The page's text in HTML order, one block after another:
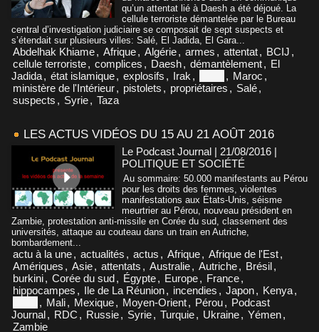
qu’un attentat lié à Daesh a été déjoué. La
cellule terroriste démantelée par le Bureau
central d’investigation judiciaire se composait de sept suspects et
s’étendait sur plusieurs villes: Salé, El Jadida, El Gara...
Abdelhak Khiame, Afrique, Algérie, armes , attentat, BCIJ ,
cellule terroriste, complices , Daesh, démantèlement, El
Jadida, état islamique, explosifs , Irak , , Maroc ,
ministère de l'Intérieur, pistolets , propriétaires , Salé,
suspects , Syrie, Taza
LES ACTUS VIDÉOS DU 15 AU 21 AOÛT 2016
Le Podcast Journal | 21/08/2016 |
POLITIQUE ET SOCIÉTÉ
Au sommaire: 50.000 manifestants au Pérou
pour les droits des femmes, violentes
manifestations aux États-Unis, séisme
meurtrier au Pérou, nouveau président en
Zambie, protestation anti-missile en Corée du sud, classement des
universités, attaque au couteau dans un train en Autriche,
bombardement...
actu à la une, actualités , actus , Afrique, Afrique de l'Est,
Amériques , Asie, attentats , Australie, Autriche, Brésil,
burkini, Corée du sud, Égypte, Europe, France,
hippocampes , Ile de La Réunion, incendies , Japon, Kenya,
, Mali, Mexique, Moyen-Orient, Pérou, Podcast
Journal, RDC , Russie, Syrie, Turquie, Ukraine, Yémen,
Zambie